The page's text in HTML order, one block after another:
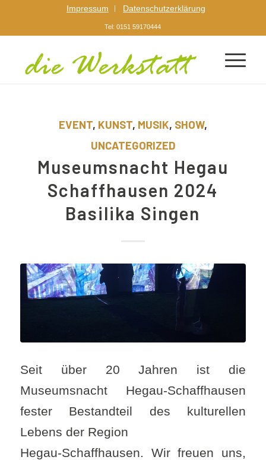
Impressum Datenschutzerklärung
Tel: 0151 59170444
EVENT, KUNST, MUSIK, SHOW,
UNCATEGORIZED
Museumsnacht Hegau
Schaffhausen 2024
Basilika Singen
Seit über 20 Jahren ist die
Museumsnacht Hegau-Schaffhausen
fester Bestandteil des kulturellen
Lebens der Region
Hegau-Schaffhausen. Wir freuen uns,